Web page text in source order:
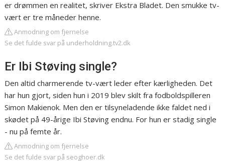
er drømmen en realitet, skriver Ekstra Bladet. Den smukke tv-
vært er tre måneder henne.
Anmodning om fjernelse
Se det fulde svar på underholdning.tv2.dk
Er Ibi Støving single?
Den altid charmerende tv-vært leder efter kærligheden. Det
har hun gjort, siden hun i 2019 blev skilt fra fodboldspilleren
Simon Makienok. Men den er tilsyneladende ikke faldet ned i
skødet på 49-årige Ibi Støving endnu. For hun er stadig single
- nu på femte år.
Anmodning om fjernelse
Se det fulde svar på seoghoer.dk